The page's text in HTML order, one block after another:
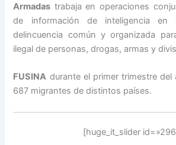
Armadas trabaja en operaciones
de información de inteligencia
delincuencia común y organizada
ilegal de personas, drogas, armas y
FUSINA durante el primer trimestre del
687 migrantes de distintos países.
[huge_it_slider